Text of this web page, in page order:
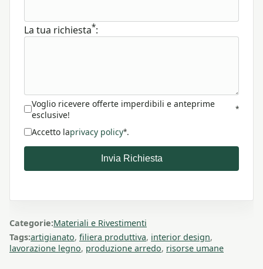
La tua richiesta*:
Voglio ricevere offerte imperdibili e anteprime
esclusive!
*
Accetto laprivacy policy*.
Invia Richiesta
Categorie:Materiali e Rivestimenti
Tags:artigianato, filiera produttiva, interior design,
lavorazione legno, produzione arredo, risorse umane